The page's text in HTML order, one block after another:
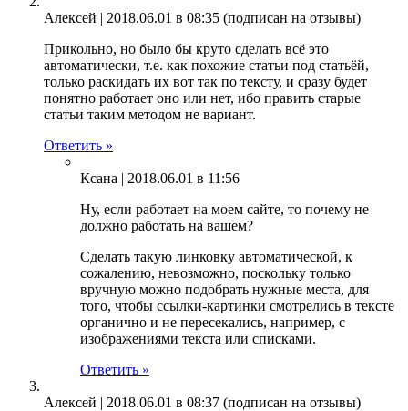
Алексей | 2018.06.01 в 08:35 (подписан на отзывы)
Прикольно, но было бы круто сделать всё это
автоматически, т.е. как похожие статьи под статьёй,
только раскидать их вот так по тексту, и сразу будет
понятно работает оно или нет, ибо править старые
статьи таким методом не вариант.
Ответить »
Ксана | 2018.06.01 в 11:56
Ну, если работает на моем сайте, то почему не
должно работать на вашем?
Сделать такую линковку автоматической, к
сожалению, невозможно, поскольку только
вручную можно подобрать нужные места, для
того, чтобы ссылки-картинки смотрелись в тексте
органично и не пересекались, например, с
изображениями текста или списками.
Ответить »
Алексей | 2018.06.01 в 08:37 (подписан на отзывы)